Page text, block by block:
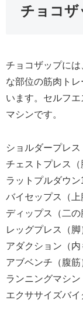
チョコザ
チョコザップに
な部位の筋肉ト
います。セルフ
マシンです。
ショルダープレス
チェストプレス（
ラットプルダウン
バイセップス（
ディップス（二の
レッグプレス（脚
アダクション（
アブベンチ（腹筋
ランニングマシ
エクササイズバイ